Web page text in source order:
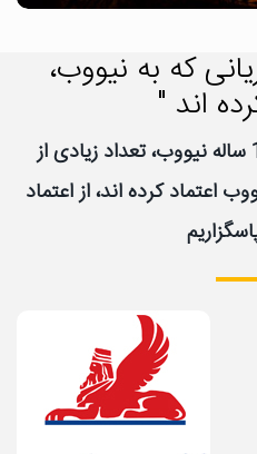
که به نیووب،
اند "
در طول فعالیت بیش از 17 ساله نیووب، تعداد زیادی از
اعتماد کرده اند، از اعتماد